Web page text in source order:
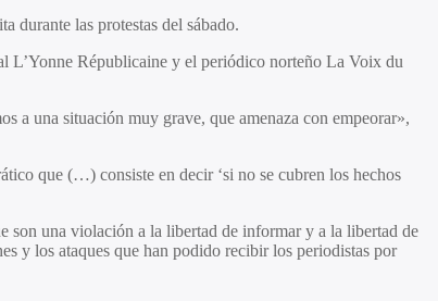
durante las protestas del sábado.
L’Yonne Républicaine y el periódico norteño La Voix du
a una situación muy grave, que amenaza con empeorar»,
que (…) consiste en decir ‘si no se cubren los hechos
son una violación a la libertad de informar y a la libertad de
y los ataques que han podido recibir los periodistas por